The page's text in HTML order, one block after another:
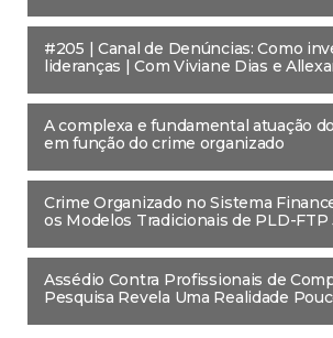
#205 | Canal de Denúncias: Como
lideranças | Com Viviane Dias e
A complexa e fundamental atuação
em função do crime organizado
Crime Organizado no Sistema
os Modelos Tradicionais de PLD-FTP
Assédio Contra Profissionais de
Pesquisa Revela Uma Realidade